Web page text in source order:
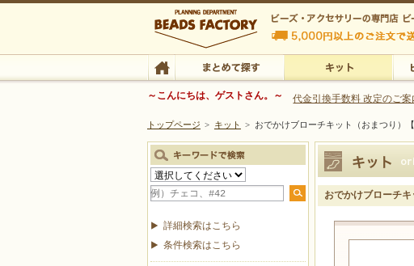
ビーズファクトリー ビーズ・パーツ・金具など・アクセサ
ビーズ・アクセサリーの専門店
ビーズ・アクセサリーの専門店 ビーズファクトリー 5,000円
TOP まとめて探す
～こんにちは、ゲストさん。～ 代金引換手数料 改定のご案
トップページ > キット > おでかけブローチキット（おまつり）
おでかけブローチキ
詳細検索はこちら
条件検索はこちら